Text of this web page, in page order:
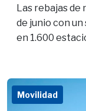
Las rebajas de
de junio con
en 1.600
Movilidad